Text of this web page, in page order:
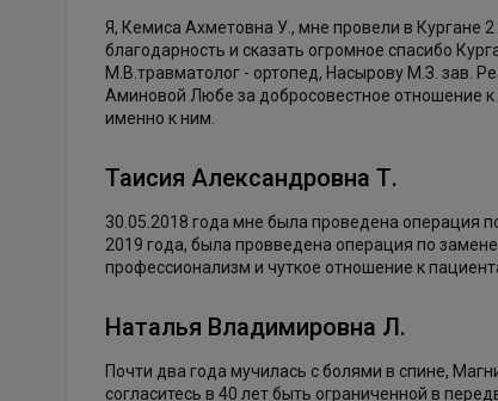
Я, Кемиса Ахметовна У., мне провели в Кургане
благодарность и сказать огромное спасибо
М.В.травматолог - ортопед, Насырову М.З. зав.
Аминовой Любе за добросовестное отношение к
именно к ним.
Таисия Александровна Т.
30.05.2018 года мне была проведена операция
2019 года, была провведена операция по
профессионализм и чуткое отношение к
Наталья Владимировна Л.
Почти два года мучилась с болями в спине,
согласитесь в 40 лет быть ограниченной в